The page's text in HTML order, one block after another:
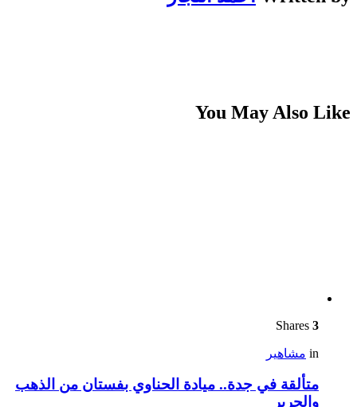
You May Also Like
3
in مشاهير
متألقة في جدة.. ميادة الحناوي بفستان من الذهب
والحرير